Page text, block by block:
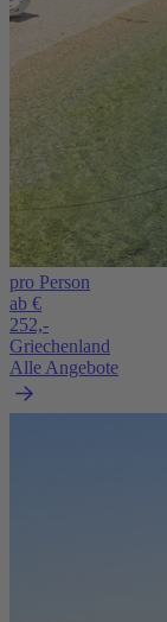
pro Person
ab €
252,-
Griechenland
Alle Angebote